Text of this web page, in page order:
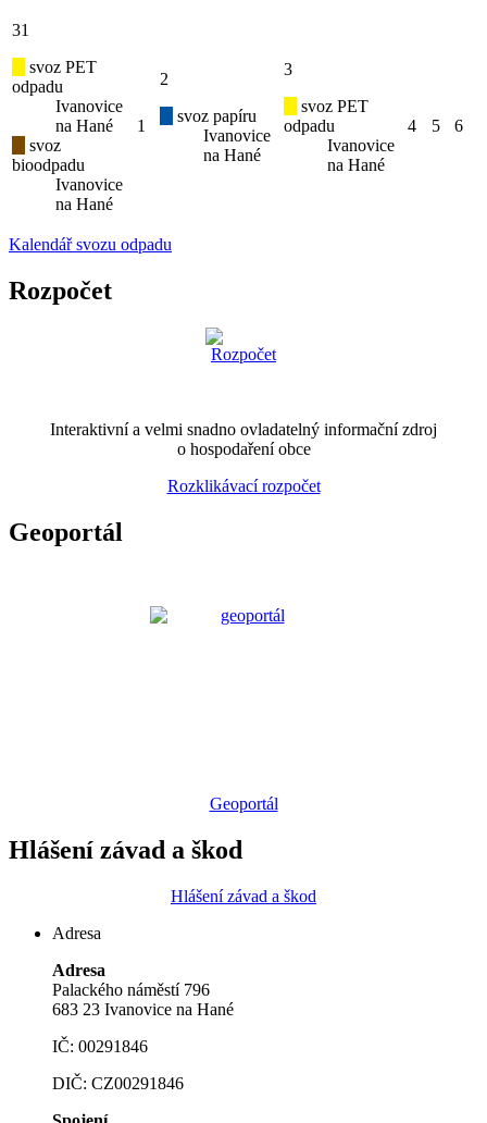
31
svoz PET
odpadu
Ivanovice
na Hané
svoz
bioodpadu
Ivanovice
na Hané
1
2
svoz papíru
Ivanovice
na Hané
3
svoz PET
odpadu
Ivanovice
na Hané
4 5 6
Kalendář svozu odpadu
Rozpočet
Interaktivní a velmi snadno ovladatelný informační zdroj
o hospodaření obce
Rozklikávací rozpočet
Geoportál
Geoportál
Hlášení závad a škod
Hlášení závad a škod
Adresa
Adresa
Palackého náměstí 796
683 23 Ivanovice na Hané
IČ: 00291846
DIČ: CZ00291846